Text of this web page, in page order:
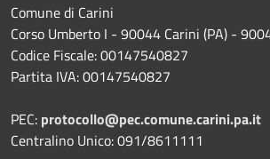
Comune di Carini
Corso Umberto I - 90044 Carini (PA) -
Codice Fiscale: 00147540827
Partita IVA: 00147540827
PEC: protocollo@pec.comune.carini.pa.it
Centralino Unico: 091/8611111